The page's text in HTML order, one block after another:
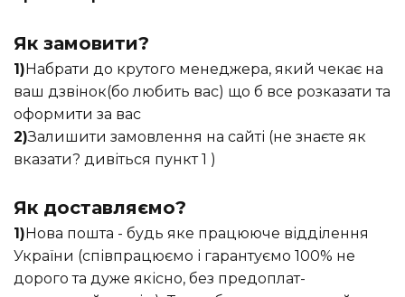
Як замовити?
1)Набрати до крутого менеджера, який чекає на
ваш дзвінок(бо любить вас) що б все розказати та
оформити за вас
2)Залишити замовлення на сайті (не знаєте як
вказати? дивіться пункт 1 )
Як доставляємо?
1)Нова пошта - будь яке працююче відділення
України (співпрацюємо і гарантуємо 100% не
дорого та дуже якісно, без предоплат-